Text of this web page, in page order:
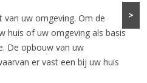
>
van uw omgeving. Om de
huis of uw omgeving als basis
De opbouw van uw
er vast een bij uw huis